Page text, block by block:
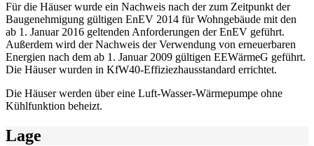
Für die Häuser wurde ein Nachweis nach der zum Zeitpunkt der
Baugenehmigung gültigen EnEV 2014 für Wohngebäude mit den
ab 1. Januar 2016 geltenden Anforderungen der EnEV geführt.
Außerdem wird der Nachweis der Verwendung von erneuerbaren
Energien nach dem ab 1. Januar 2009 gültigen EEWärmeG geführt.
Die Häuser wurden in KfW40-Effiziezhausstandard errichtet.
Die Häuser werden über eine Luft-Wasser-Wärmepumpe ohne
Kühlfunktion beheizt.
Lage